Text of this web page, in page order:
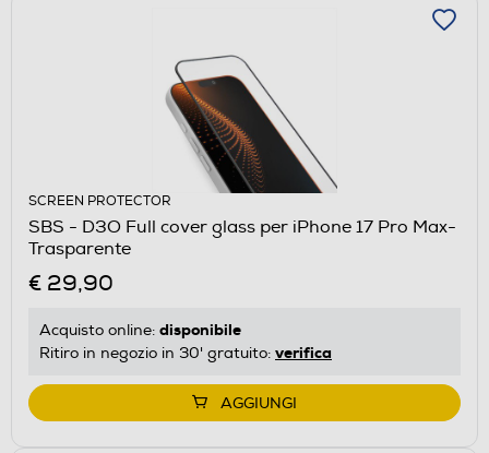
SCREEN PROTECTOR
SBS - D3O Full cover glass per iPhone 17 Pro Max-
Trasparente
€ 29,90
Acquisto online: disponibile
Ritiro in negozio in 30' gratuito: verifica
AGGIUNGI